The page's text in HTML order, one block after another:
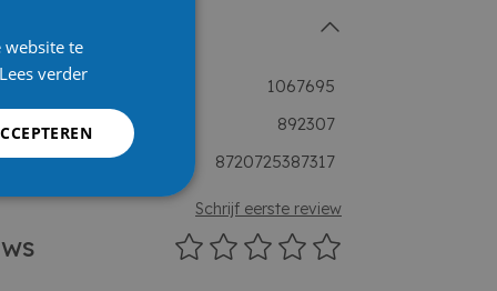
1067695
892307
8720725387317
Schrijf eerste review
website te
Lees verder